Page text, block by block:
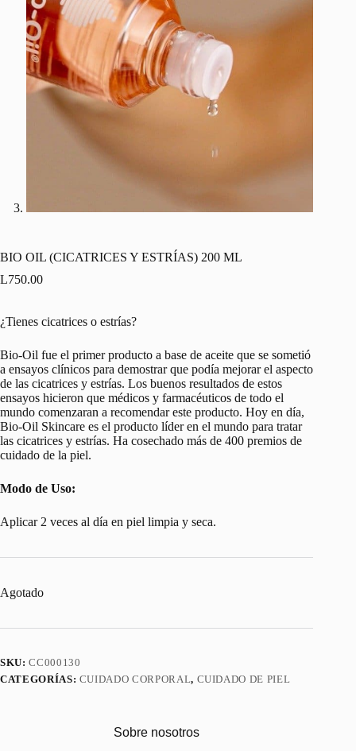
BIO OIL (CICATRICES Y ESTRÍAS) 200 ML
L750.00
¿Tienes cicatrices o estrías?
Bio‑Oil fue el primer producto a base de aceite que se sometió
a ensayos clínicos para demostrar que podía mejorar el aspecto
de las cicatrices y estrías. Los buenos resultados de estos
ensayos hicieron que médicos y farmacéuticos de todo el
mundo comenzaran a recomendar este producto. Hoy en día,
Bio‑Oil Skincare es el producto líder en el mundo para tratar
las cicatrices y estrías. Ha cosechado más de 400 premios de
cuidado de la piel.
Modo de Uso:
Aplicar 2 veces al día en piel limpia y seca.
Agotado
SKU:CC000130
CATEGORÍAS: CUIDADO CORPORAL, CUIDADO DE PIEL
Sobre nosotros